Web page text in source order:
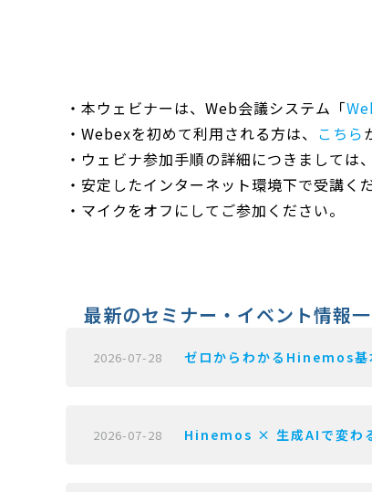
・本ウェビナーは、Web会議システム「
・Webexを初めて利用される方は、 こちら
・ウェビナ参加手順の詳細につきましては
・安定したインターネット環境下で受講く
・マイクをオフにしてご参加ください。
最新のセミナー・イベント情報
2026-07-28 ゼロからわかるHinemos基
2026-07-28 Hinemos × 生成AIで変わ